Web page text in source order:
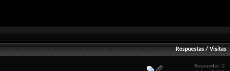
Respuestas /Visitas
Respuestas: 2